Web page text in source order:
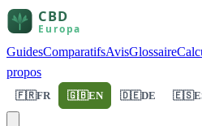
GuidesComparatifsAvisGlossaire
propos
🇫🇷FR 🇬🇧EN 🇩🇪DE 🇪🇸